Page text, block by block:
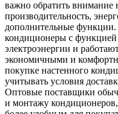
важно обратить внимание
производительность,
дополнительные
кондиционеры с
электроэнергии и
экономичными и
покупке настенного
учитывать условия
Оптовые поставщики
и монтажу